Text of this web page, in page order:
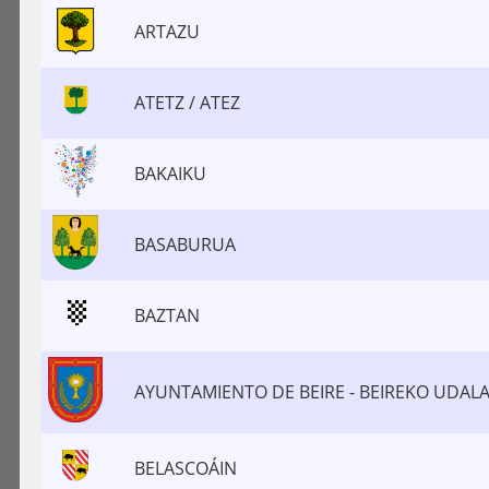
ARTAZU
ATETZ / ATEZ
BAKAIKU
BASABURUA
BAZTAN
AYUNTAMIENTO DE BEIRE - BEIREKO UDALA
BELASCOÁIN